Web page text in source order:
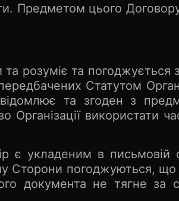
Предметом цього
розуміє та погоджується
Статутом
та згоден з
використати
є укладеним в письмовій
Сторони погоджуються, що
документа не тягне за